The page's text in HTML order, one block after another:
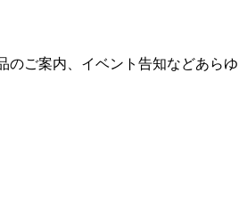
のご案内、イベント告知などあら